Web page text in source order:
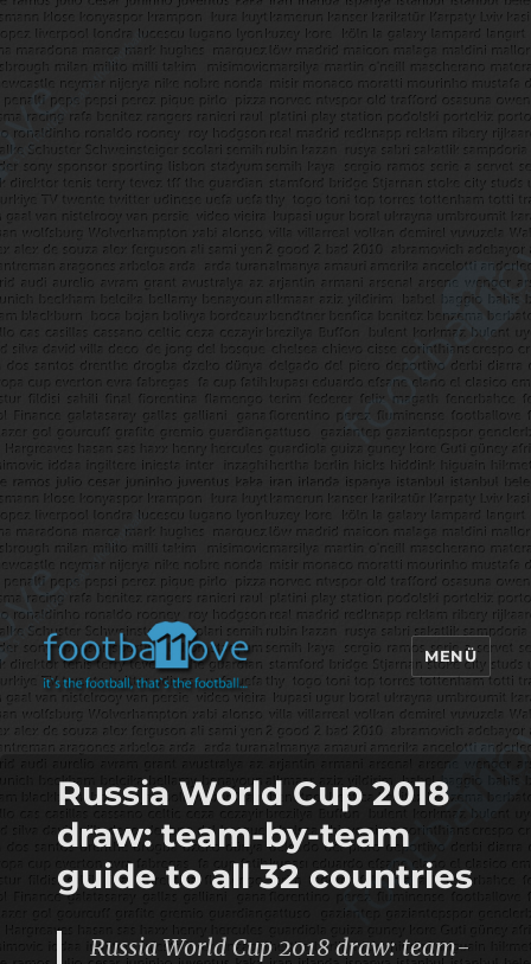
footbaLLove
MENÜ
Russia World Cup 2018
draw: team-by-team
guide to all 32 countries
Russia World Cup 2018 draw: team-